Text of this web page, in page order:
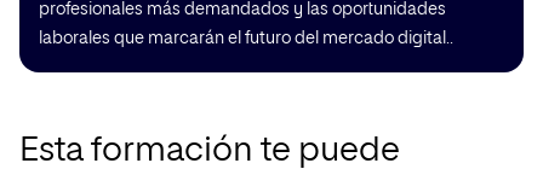
profesionales más demandados y las oportunidades
laborales que marcarán el futuro del mercado digital..
Esta formación te puede